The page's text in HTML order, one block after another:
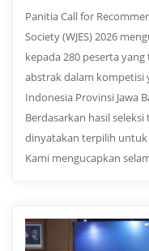
Panitia Call for
Society (WJES) 2026
kepada 280 peserta
abstrak dalam kompetisi
Indonesia Provinsi Jawa
Berdasarkan hasil
dinyatakan terpilih
Kami mengucapkan